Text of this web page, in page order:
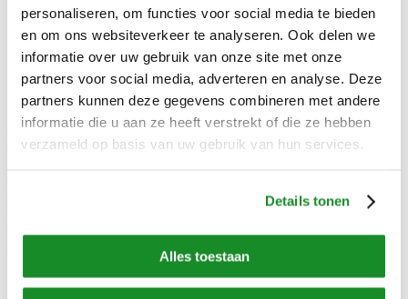
personaliseren, om functies voor social media te bieden
en om ons websiteverkeer te analyseren. Ook delen we
informatie over uw gebruik van onze site met onze
partners voor social media, adverteren en analyse. Deze
partners kunnen deze gegevens combineren met andere
informatie die u aan ze heeft verstrekt of die ze hebben
verzameld op basis van uw gebruik van hun services.
Details tonen
Alles toestaan
Nieuwe webshop voor particulieren
Babyvoeding
Nieuwe IDDSI-maaltijden van winVitalis
Diensten voor zorginstellingen
professionele visie op eten, drinken en gastvrijheid te ontwikkelen.
We ontzorgen kleinschalige woonvoorzieningen, gehandicapten- en